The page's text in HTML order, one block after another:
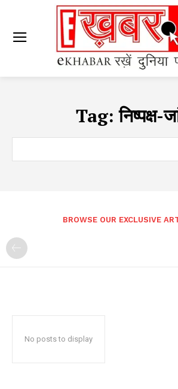
Tag:निष्पक्ष-
BROWSE OUR EXCLUSIVE
No posts to display